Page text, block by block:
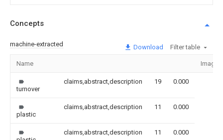
Concepts
machine-extracted Download Filter table
Name Image
turnover
claims,abstract,description 19 0.000
plastic
claims,abstract,description 11 0.000
claims,abstract,description 11 0.000